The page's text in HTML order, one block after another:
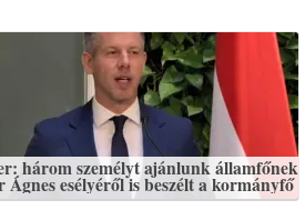
három személyt ajánlunk államfőnek
Ágnes esélyéről is beszélt a kormányfő